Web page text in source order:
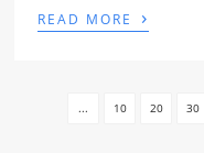
READ MORE ›
... 10 20 30